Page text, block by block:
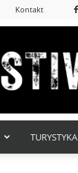
Kontakt
TURYSTYKA